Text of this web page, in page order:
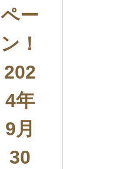
ペー
ン！
202
4年
9月
30